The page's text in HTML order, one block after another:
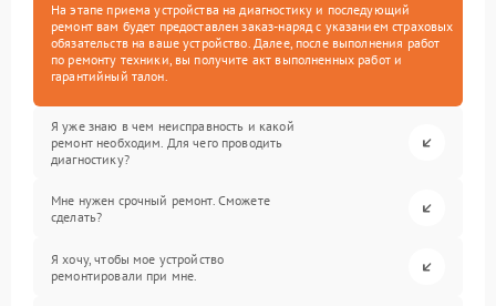
На этапе приема устройства на диагностику и последующий
ремонт вам будет предоставлен заказ-наряд с указанием страховых
обязательств на ваше устройство. Далее, после выполнения работ
по ремонту техники, вы получите акт выполненных работ и
гарантийный талон.
Я уже знаю в чем неисправность и какой
ремонт необходим. Для чего проводить
диагностику?
Мне нужен срочный ремонт. Сможете
сделать?
Я хочу, чтобы мое устройство
ремонтировали при мне.